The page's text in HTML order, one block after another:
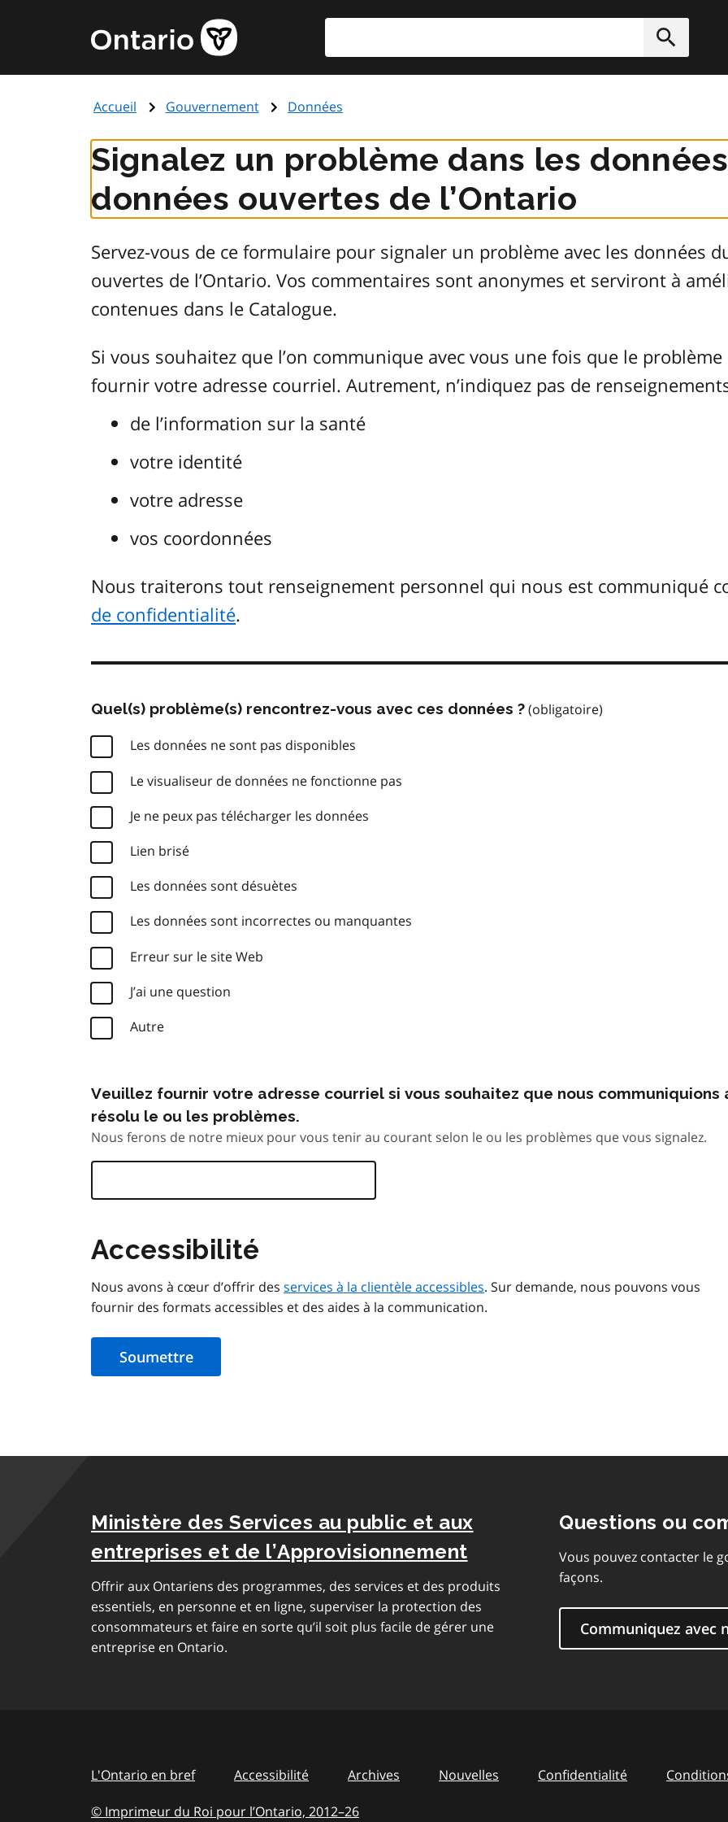
principal
Page
d'accueil
de
Accueil Gouvernement Données
Signalez un problème dans les
données ouvertes de l’Ontario
Servez-vous de ce formulaire pour signaler un problème avec les données
ouvertes de l’Ontario. Vos commentaires sont anonymes et serviront à
contenues dans le Catalogue.
Si vous souhaitez que l’on communique avec vous une fois que le
fournir votre adresse courriel. Autrement, n’indiquez pas de
de l’information sur la santé
votre identité
votre adresse
vos coordonnées
Nous traiterons tout renseignement personnel qui nous est communiqué
de confidentialité.
Quel(s) problème(s) rencontrez-vous avec ces données ?
Les données ne sont pas disponibles
Le visualiseur de données ne fonctionne pas
Je ne peux pas télécharger les données
Lien brisé
Les données sont désuètes
Les données sont incorrectes ou manquantes
Erreur sur le site Web
J’ai une question
Autre
Veuillez fournir votre adresse courriel si vous souhaitez que nous communiquions
résolu le ou les problèmes.
Nous ferons de notre mieux pour vous tenir au courant selon le ou les problèmes que vous signalez.
Accessibilité
Nous avons à cœur d’offrir des services à la clientèle accessibles. Sur demande, nous pouvons vous
fournir des formats accessibles et des aides à la communication.
Ministère des Services au public et aux
entreprises et de l’Approvisionnement
Offrir aux Ontariens des programmes, des services et des produits
essentiels, en personne et en ligne, superviser la protection des
consommateurs et faire en sorte qu’il soit plus facile de gérer une
entreprise en Ontario.
Questions ou
Vous pouvez contacter le
façons.
Communiquez avec
L'Ontario en bref Accessibilité Archives Nouvelles Confidentialité
© Imprimeur du Roi pour l’Ontario, 2012–to
26